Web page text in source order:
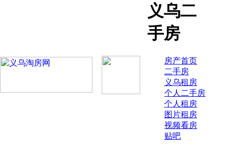
义乌二
手房
房产首页
二手房
义乌租房
个人二手房
个人租房
图片租房
视频看房
贴吧